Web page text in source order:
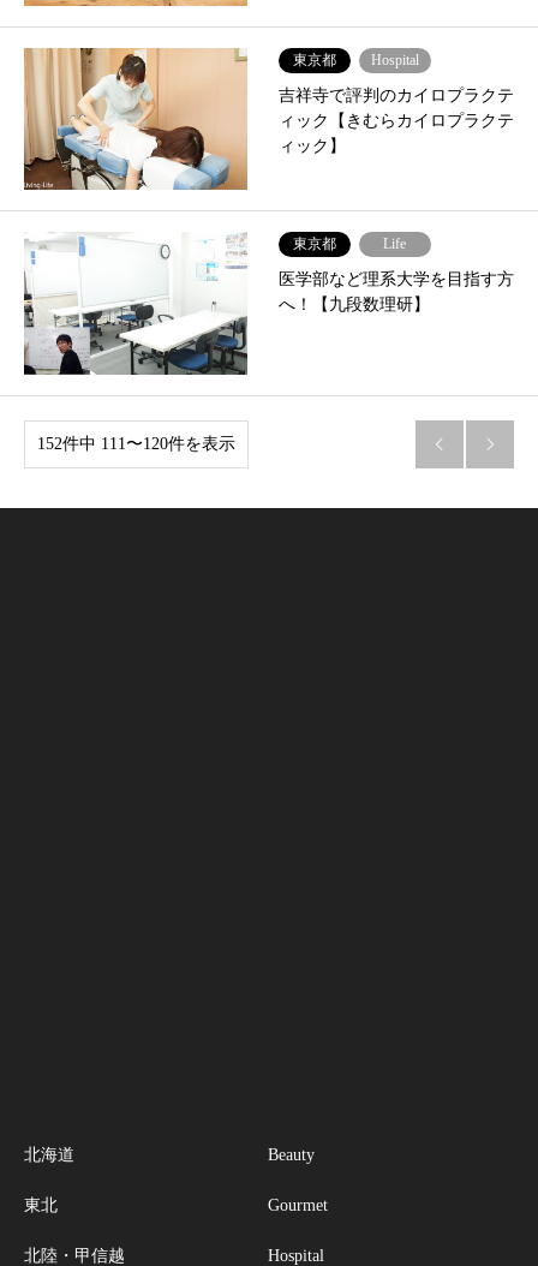
東京都 Hospital
吉祥寺で評判のカイロプラクテ
ィック【きむらカイロプラクテ
ィック】
東京都 Life
医学部など理系大学を目指す方
へ！【九段数理研】
152件中 111〜120件を表示  
北海道
東北
北陸・甲信越
Beauty
Gourmet
Hospital